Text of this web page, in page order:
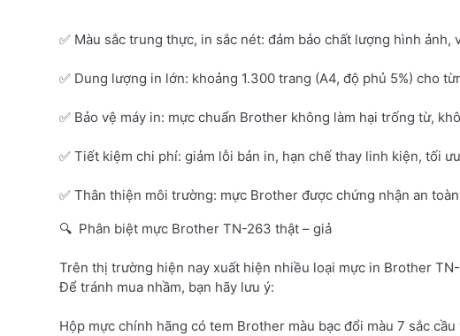
✅ Màu sắc trung thực, in sắc nét: đảm bảo chất lượng hình ảnh,
✅ Dung lượng in lớn: khoảng 1.300 trang (A4, độ phủ 5%) cho
✅ Bảo vệ máy in: mực chuẩn Brother không làm hại trống từ,
✅ Tiết kiệm chi phí: giảm lỗi bản in, hạn chế thay linh kiện, tối
✅ Thân thiện môi trường: mực Brother được chứng nhận an
🔍 Phân biệt mực Brother TN-263 thật – giả
Trên thị trường hiện nay xuất hiện nhiều loại mực in Brother
Để tránh mua nhầm, bạn hãy lưu ý:
Hộp mực chính hãng có tem Brother màu bạc đổi màu 7 sắc